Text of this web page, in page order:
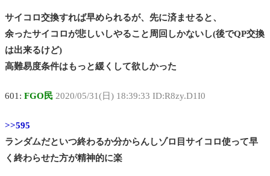
サイコロ交換すれば早められるが、先に済ませると、
余ったサイコロが悲しいしやること周回しかないし(後でQP交換
は出来るけど)
高難易度条件はもっと緩くして欲しかった
601: FGO民 2020/05/31(日) 18:39:33 ID:R8zy.D1I0
>>595
ランダムだといつ終わるか分からんしゾロ目サイコロ使って早
く終わらせた方が精神的に楽